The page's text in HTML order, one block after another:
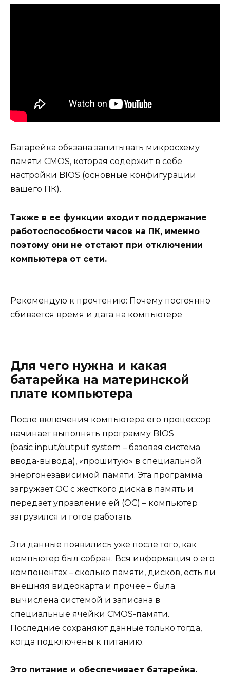
Батарейка обязана запитывать микросхему
памяти CMOS, которая содержит в себе
настройки BIOS (основные конфигурации
вашего ПК).
Также в ее функции входит поддержание
работоспособности часов на ПК, именно
поэтому они не отстают при отключении
компьютера от сети.
Рекомендую к прочтению: Почему постоянно
сбивается время и дата на компьютере
Для чего нужна и какая
батарейка на материнской
плате компьютера
После включения компьютера его процессор
начинает выполнять программу BIOS
(basic input/output system – базовая система
ввода-вывода), «прошитую» в специальной
энергонезависимой памяти. Эта программа
загружает ОС с жесткого диска в память и
передает управление ей (ОС) – компьютер
загрузился и готов работать.
Эти данные появились уже после того, как
компьютер был собран. Вся информация о его
компонентах – сколько памяти, дисков, есть ли
внешняя видеокарта и прочее – была
вычислена системой и записана в
специальные ячейки CMOS-памяти.
Последние сохраняют данные только тогда,
когда подключены к питанию.
Это питание и обеспечивает батарейка.